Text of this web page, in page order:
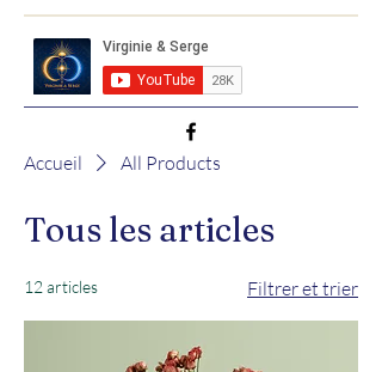
Accueil All Products
Tous les articles
12 articles Filtrer et trier